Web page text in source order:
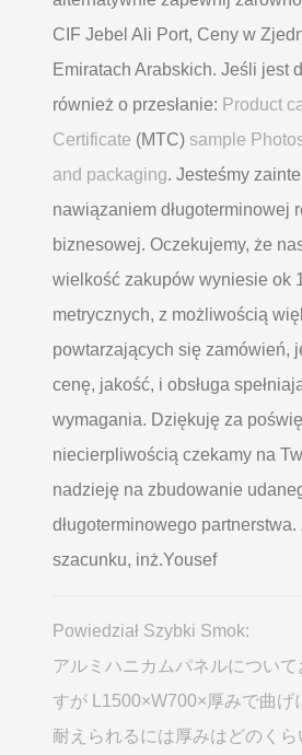
CIF Jebel Ali Port, Ceny w
Emiratach Arabskich. Jeśli jest
również o przesłanie: Product
Certificate (MTC) sample
and packaging. Jesteśmy
nawiązaniem długoterminowej
biznesowej. Oczekujemy, że
wielkość zakupów wyniesie ok
metrycznych, z możliwością
powtarzających się zamówień,
cenę, jakość, i obsługa
wymagania. Dziękuję za
niecierpliwością czekamy na
nadzieję na zbudowanie
długoterminowego
szacunku, inż.Yousef
Powiedział Szybki Smok:
アルミハニカムパネルについ
すが L1500×W700×厚みで曲げ
耐えられるには厚みはどのく